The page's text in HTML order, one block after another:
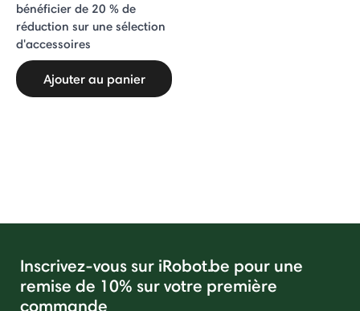
bénéficier de 20 % de
réduction sur une sélection
d'accessoires
Ajouter au panier
Inscrivez-vous sur iRobot.be pour une
remise de 10% sur votre première
commande